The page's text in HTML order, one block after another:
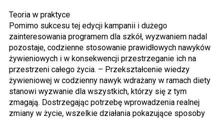
Teoria w praktyce
Pomimo sukcesu tej edycji kampanii i dużego
zainteresowania programem dla szkół, wyzwaniem nadal
pozostaje, codzienne stosowanie prawidłowych nawyków
żywieniowych i w konsekwencji przestrzeganie ich na
przestrzeni całego życia. – Przekształcenie wiedzy
żywieniowej w codzienny nawyk wdrażany w ramach diety
stanowi wyzwanie dla wszystkich, którzy się z tym
zmagają. Dostrzegając potrzebę wprowadzenia realnej
zmiany w życie, wszelkie działania pokazujące sposoby